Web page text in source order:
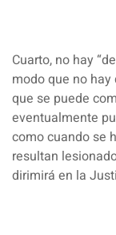
Cuarto, no hay
modo que no
que se puede
eventualmente
como cuando se
resultan
dirimirá en la